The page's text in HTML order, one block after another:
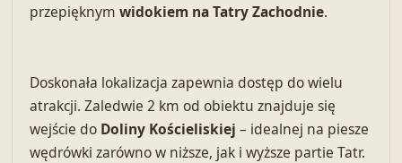
przepięknym widokiem na Tatry Zachodnie.
Doskonała lokalizacja zapewnia dostęp do wielu
atrakcji. Zaledwie 2 km od obiektu znajduje się
wejście do Doliny Kościeliskiej – idealnej na piesze
wędrówki zarówno w niższe, jak i wyższe partie Tatr.